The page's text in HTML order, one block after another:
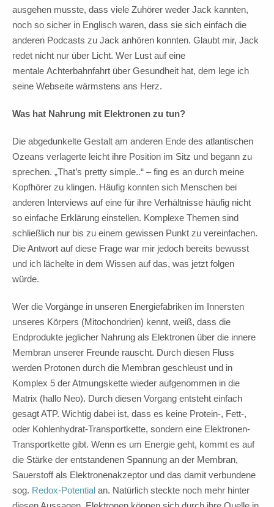
ausgehen musste, dass viele Zuhörer weder Jack kannten,
noch so sicher in Englisch waren, dass sie sich einfach die
anderen Podcasts zu Jack anhören konnten. Glaubt mir, Jack
redet nicht nur über Licht. Wer Lust auf eine
mentale Achterbahnfahrt über Gesundheit hat, dem lege ich
seine Webseite wärmstens ans Herz.
Was hat Nahrung mit Elektronen zu tun?
Die abgedunkelte Gestalt am anderen Ende des atlantischen
Ozeans verlagerte leicht ihre Position im Sitz und begann zu
sprechen. „That’s pretty simple..“ – fing es an durch meine
Kopfhörer zu klingen. Häufig konnten sich Menschen bei
anderen Interviews auf eine für ihre Verhältnisse häufig nicht
so einfache Erklärung einstellen. Komplexe Themen sind
schließlich nur bis zu einem gewissen Punkt zu vereinfachen.
Die Antwort auf diese Frage war mir jedoch bereits bewusst
und ich lächelte in dem Wissen auf das, was jetzt folgen
würde.
Wer die Vorgänge in unseren Energiefabriken im Innersten
unseres Körpers (Mitochondrien) kennt, weiß, dass die
Endprodukte jeglicher Nahrung als Elektronen über die innere
Membran unserer Freunde rauscht. Durch diesen Fluss
werden Protonen durch die Membran geschleust und in
Komplex 5 der Atmungskette wieder aufgenommen in die
Matrix (hallo Neo). Durch diesen Vorgang entsteht einfach
gesagt ATP. Wichtig dabei ist, dass es keine Protein-, Fett-,
oder Kohlenhydrat-Transportkette, sondern eine Elektronen-
Transportkette gibt. Wenn es um Energie geht, kommt es auf
die Stärke der entstandenen Spannung an der Membran,
Sauerstoff als Elektronenakzeptor und das damit verbundene
sog. Redox-Potential an. Natürlich steckte noch mehr hinter